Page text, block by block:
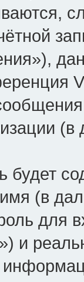
будет
(в
для
и